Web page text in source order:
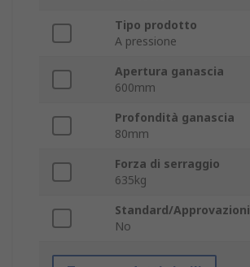
Tipo prodotto
A pressione
Apertura ganascia
600mm
Profondità ganascia
80mm
Forza di serraggio
635kg
Standard/Approvazioni
No